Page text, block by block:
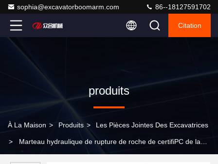
sophia@excavatorboomarm.com 86--18127591702
Citation
produits
À La Maison > Produits > Les Pièces Jointes Des Excavatrices
> Marteau hydraulique de rupture de roche de certifiPC de la